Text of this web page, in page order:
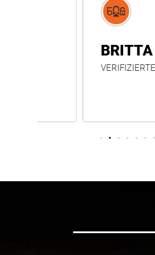
BRITTA B.
VERIFIZIERTE BUCHUNG